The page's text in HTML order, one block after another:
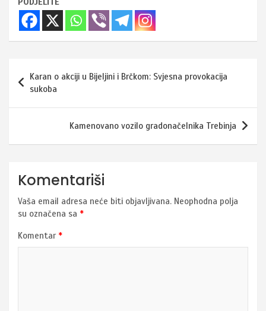
Navigacija
članaka
Karan o akciji u Bijeljini i Brčkom: Svjesna provokacija
sukoba
Kamenovano vozilo gradonačelnika Trebinja
Komentariši
Vaša email adresa neće biti objavljivana. Neophodna polja
su označena sa *
Komentar *